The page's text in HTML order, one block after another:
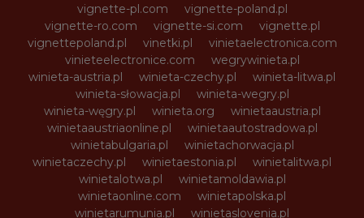
vignette-pl.com
vignette-poland.pl
vignette-ro.com
vignette-si.com
vignette.pl
vignettepoland.pl
vinetki.pl
vinietaelectronica.com
vinieteelectronice.com
wegrywinieta.pl
winieta-austria.pl
winieta-czechy.pl
winieta-litwa.pl
winieta-słowacja.pl
winieta-wegry.pl
winieta-węgry.pl
winieta.org
winietaaustria.pl
winietaaustriaonline.pl
winietaautostradowa.pl
winietabulgaria.pl
winietachorwacja.pl
winietaczechy.pl
winietaestonia.pl
winietalitwa.pl
winietalotwa.pl
winietamoldawia.pl
winietaonline.com
winietapolska.pl
winietarumunia.pl
winietaslovenia.pl